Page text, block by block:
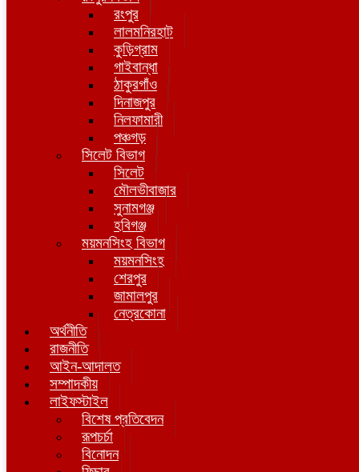
রংপুর
লালমনিরহাট
কুড়িগ্রাম
গাইবান্ধা
ঠাকুরগাঁও
দিনাজপুর
নিলফামারী
পঞ্চগড়
সিলেট বিভাগ
সিলেট
মৌলভীবাজার
সুনামগঞ্জ
হবিগঞ্জ
ময়মনসিংহ বিভাগ
ময়মনসিংহ
শেরপুর
জামালপুর
নেত্রকোনা
অর্থনীতি
রাজনীতি
আইন-আদালত
সম্পাদকীয়
লাইফস্টাইল
বিশেষ প্রতিবেদন
রূপচর্চা
বিনোদন